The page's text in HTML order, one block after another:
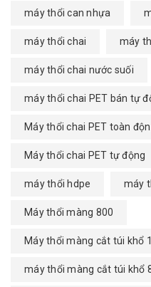
máy thổi can nhựa
máy thổi chai máy
máy thổi chai nước suối
máy thổi chai PET bán tự
Máy thổi chai PET toàn
Máy thổi chai PET tự động
máy thổi hdpe máy
Máy thổi màng 800
Máy thổi màng cắt túi khổ
máy thổi màng cắt túi khổ